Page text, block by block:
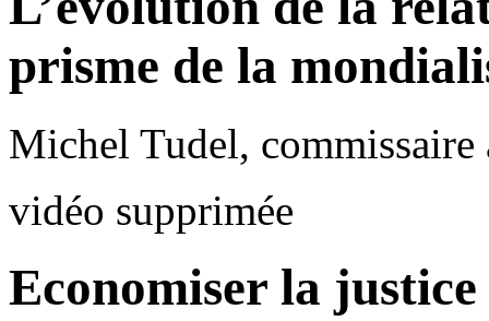
prisme de la
Michel Tudel,
vidéo supprimée
Economiser la justice